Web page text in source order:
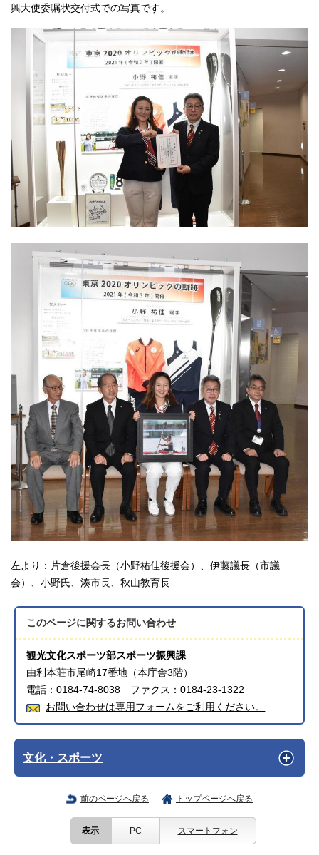
興大使委嘱状交付式での写真です。
左より：片倉後援会長（小野祐佳後援会）、伊藤議長（市議
会）、小野氏、湊市長、秋山教育長
このページに関するお問い合わせ
観光文化スポーツ部スポーツ振興課
由利本荘市尾崎17番地（本庁舎3階）
電話：0184-74-8038 ファクス：0184-23-1322
お問い合わせは専用フォームをご利用ください。
文化・スポーツ
前のページへ戻る トップページへ戻る
表示 PC スマートフォン